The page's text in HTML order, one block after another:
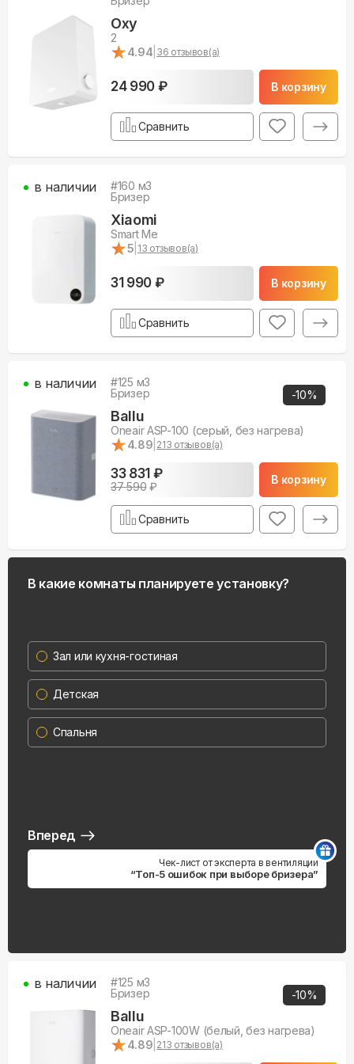
Oxy
2
★
★4.94 36 отзывов(а)
24 990 ₽ В корзину
Сравнить
#160 м3
Бризер
Xiaomi
Smart Me
★
★5 13 отзывов(а)
31 990 ₽ В корзину
в наличии
Сравнить
-10%
#125 м3
Бризер
Ballu
Oneair ASP-100 (серый, без нагрева)
★
★4.89 213 отзывов(а)
33 831 ₽
37 590₽
В корзину
в наличии
Сравнить
-10%
#125 м3
Бризер
Ballu
Oneair ASP-100W (белый, без нагрева)
★
★4.89 213 отзывов(а)
в наличии
В какие комнаты планируете установку?
Зал или кухня-гостиная
Детская
Спальня
Вперед
Чек-лист от эксперта в вентиляции
“Топ-5 ошибок при выборе бризера”